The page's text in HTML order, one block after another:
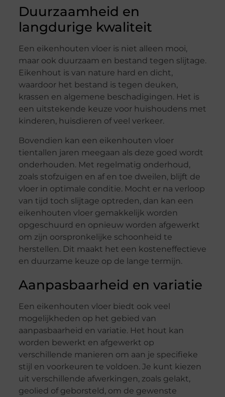
Duurzaamheid en
langdurige kwaliteit
Een eikenhouten vloer is niet alleen mooi,
maar ook duurzaam en bestand tegen slijtage.
Eikenhout is van nature hard en dicht,
waardoor het bestand is tegen deuken,
krassen en algemene beschadigingen. Het is
een uitstekende keuze voor huishoudens met
kinderen, huisdieren of veel verkeer.
Bovendien kan een eikenhouten vloer
tientallen jaren meegaan als deze goed wordt
onderhouden. Met regelmatig onderhoud,
zoals stofzuigen en af en toe dweilen, blijft de
vloer in optimale conditie. Mocht er na verloop
van tijd toch slijtage optreden, dan kan een
eikenhouten vloer gemakkelijk worden
opgeschuurd en opnieuw worden afgewerkt
om zijn oorspronkelijke schoonheid te
herstellen. Dit maakt het een kosteneffectieve
en duurzame keuze op de lange termijn.
Aanpasbaarheid en variatie
Een eikenhouten vloer biedt ook veel
mogelijkheden op het gebied van
aanpasbaarheid en variatie. Het hout kan
worden bewerkt en afgewerkt op
verschillende manieren om aan je specifieke
stijl en voorkeuren te voldoen. Je kunt kiezen
uit verschillende afwerkingen, zoals gelakt,
geolied of geborsteld, om de gewenste